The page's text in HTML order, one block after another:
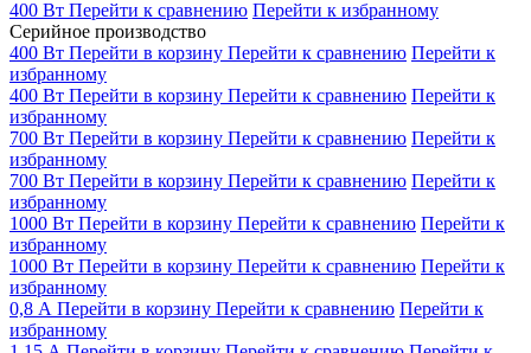
400 Вт Перейти к сравнению Перейти к избранному
Серийное производство
400 Вт Перейти в корзину Перейти к сравнению Перейти к
избранному
400 Вт Перейти в корзину Перейти к сравнению Перейти к
избранному
700 Вт Перейти в корзину Перейти к сравнению Перейти к
избранному
700 Вт Перейти в корзину Перейти к сравнению Перейти к
избранному
1000 Вт Перейти в корзину Перейти к сравнению Перейти к
избранному
1000 Вт Перейти в корзину Перейти к сравнению Перейти к
избранному
0,8 А Перейти в корзину Перейти к сравнению Перейти к
избранному